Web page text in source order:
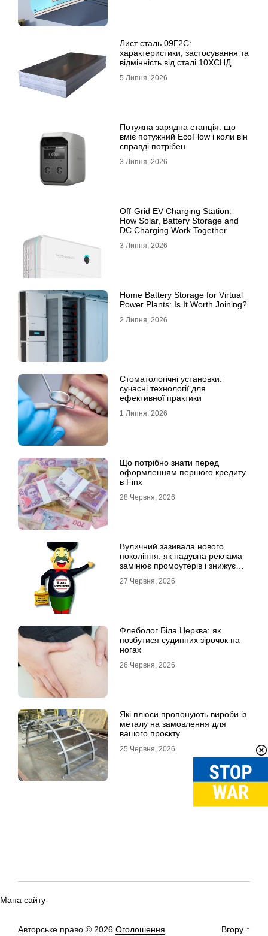
Лист сталь 09Г2С:
характеристики, застосування та
відмінність від сталі 10ХСНД
5 Липня, 2026
Потужна зарядна станція: що
вміє потужний EcoFlow і коли він
справді потрібен
3 Липня, 2026
Off-Grid EV Charging Station:
How Solar, Battery Storage and
DC Charging Work Together
3 Липня, 2026
Home Battery Storage for Virtual
Power Plants: Is It Worth Joining?
2 Липня, 2026
Стоматологічні установки:
сучасні технології для
ефективної практики
1 Липня, 2026
Що потрібно знати перед
оформленням першого кредиту
в Finx
28 Червня, 2026
Вуличний зазивала нового
покоління: як надувна реклама
замінює промоутерів і знижує
27 Червня, 2026
Флеболог Біла Церква: як
позбутися судинних зірочок на
ногах
26 Червня, 2026
Які плюси пропонують вироби із
металу на замовлення для
вашого проєкту
25 Червня, 2026
Мапа сайту
Авторське право © 2026 Оголошення Вгору ↑